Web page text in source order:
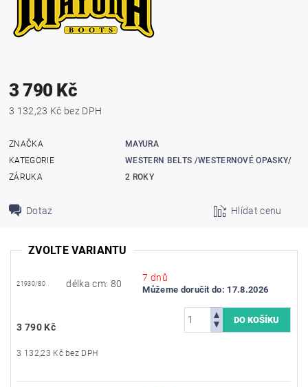
3 790 Kč
3 132,23 Kč bez DPH
ZNAČKA
MAYURA
KATEGORIE
WESTERN BELTS /WESTERNOVÉ OPASKY/
ZÁRUKA
2 ROKY
Dotaz Hlídat cenu
ZVOLTE VARIANTU
21930/80 délka cm: 80
7 dnů
Můžeme doručit do: 17.8.2026
3 790 Kč
3 132,23 Kč bez DPH